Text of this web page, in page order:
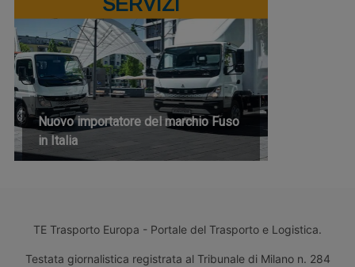
Nuovo importatore del marchio Fuso
in Italia
TE Trasporto Europa - Portale del Trasporto e Logistica.
Testata giornalistica registrata al Tribunale di Milano n. 284